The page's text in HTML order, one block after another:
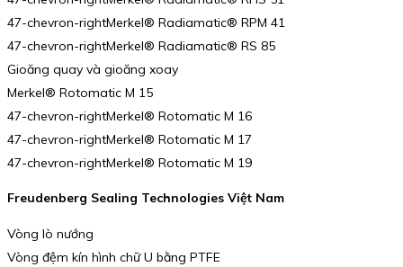
47-chevron-rightMerkel® Radiamatic® RPM 41
47-chevron-rightMerkel® Radiamatic® RS 85
Gioăng quay và gioăng xoay
Merkel® Rotomatic M 15
47-chevron-rightMerkel® Rotomatic M 16
47-chevron-rightMerkel® Rotomatic M 17
47-chevron-rightMerkel® Rotomatic M 19
Freudenberg Sealing Technologies Việt Nam
Vòng lò nướng
Vòng đệm kín hình chữ U bằng PTFE